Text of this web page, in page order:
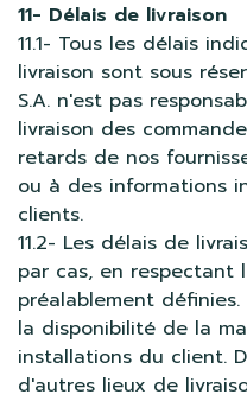
11- Délais de livraison
11.1- Tous les délais
livraison sont sous
S.A. n'est pas
livraison des
retards de nos
ou à des informations
clients.
11.2- Les délais de
par cas, en respectant
préalablement
la disponibilité de la
installations du client.
d'autres lieux de